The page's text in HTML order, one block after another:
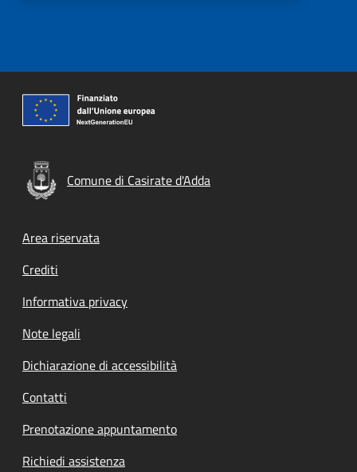
Comune di Casirate d'Adda
Footer menu
Area riservata
Crediti
Informativa privacy
Note legali
Dichiarazione di accessibilità
Contatti
Prenotazione appuntamento
Richiedi assistenza